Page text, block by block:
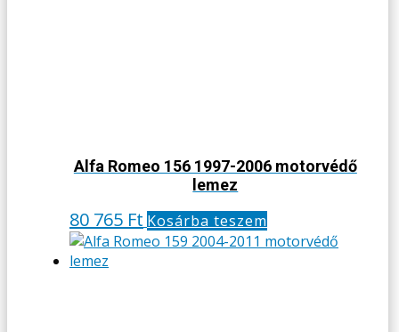
Alfa Romeo 156 1997-2006 motorvédő
lemez
80 765 Ft Kosárba teszem